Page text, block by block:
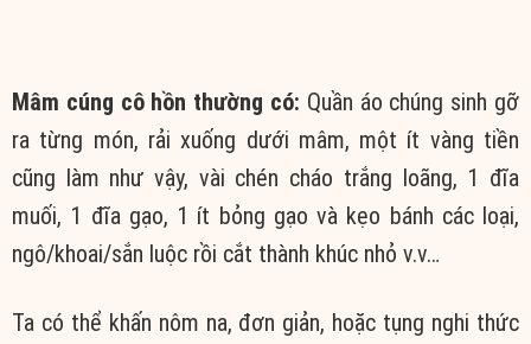
Mâm cúng cô hồn thường có: Quần áo chúng sinh gỡ
ra từng món, rải xuống dưới mâm, một ít vàng tiền
cũng làm như vậy, vài chén cháo trắng loãng, 1 đĩa
muối, 1 đĩa gạo, 1 ít bỏng gạo và kẹo bánh các loại,
ngô/khoai/sắn luộc rồi cắt thành khúc nhỏ v.v…
Ta có thể khấn nôm na, đơn giản, hoặc tụng nghi thức